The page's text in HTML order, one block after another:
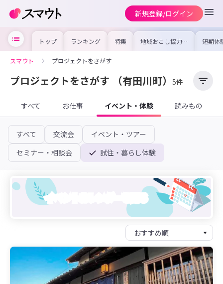
新規登録/ログイン
トップ ランキング 特集 地域おこし協力隊
の求人やイベント
を集めました！仕
けよう
短期体
り〜数
域を知
スマウト プロジェクトをさがす
プロジェクトをさがす （有田川町） 5件
すべて お仕事 イベント・体験 読みもの
すべて 交流会
イベント・ツアー
セミナー・相談会
試住・暮らし体験
イベントカレンダーを見る